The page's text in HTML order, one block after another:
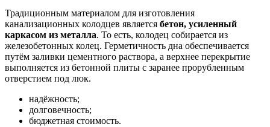
Традиционным материалом для изготовления
канализационных колодцев является бетон, усиленный
каркасом из металла. То есть, колодец собирается из
железобетонных колец. Герметичность дна обеспечивается
путём заливки цементного раствора, а верхнее перекрытие
выполняется из бетонной плиты с заранее прорубленным
отверстием под люк.
надёжность;
долговечность;
бюджетная стоимость.